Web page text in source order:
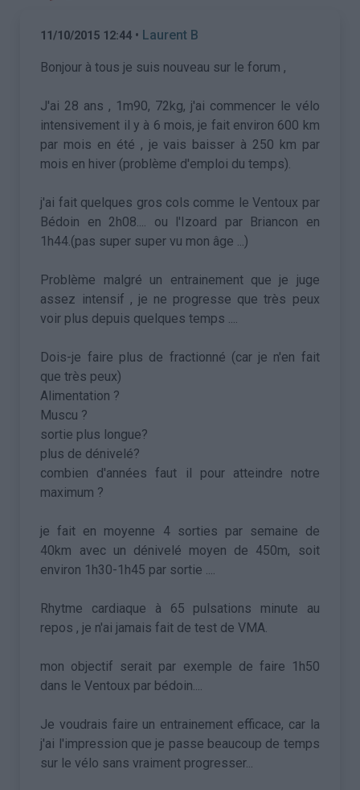
11/10/2015 12:44 • Laurent B
Bonjour à tous je suis nouveau sur le forum ,
J'ai 28 ans , 1m90, 72kg, j'ai commencer le vélo
intensivement il y à 6 mois, je fait environ 600 km
par mois en été , je vais baisser à 250 km par
mois en hiver (problème d'emploi du temps).
j'ai fait quelques gros cols comme le Ventoux par
Bédoin en 2h08.... ou l'Izoard par Briancon en
1h44.(pas super super vu mon âge ...)
Problème malgré un entrainement que je juge
assez intensif , je ne progresse que très peux
voir plus depuis quelques temps ....
Dois-je faire plus de fractionné (car je n'en fait
que très peux)
Alimentation ?
Muscu ?
sortie plus longue?
plus de dénivelé?
combien d'années faut il pour atteindre notre
maximum ?
je fait en moyenne 4 sorties par semaine de
40km avec un dénivelé moyen de 450m, soit
environ 1h30-1h45 par sortie ....
Rhytme cardiaque à 65 pulsations minute au
repos , je n'ai jamais fait de test de VMA.
mon objectif serait par exemple de faire 1h50
dans le Ventoux par bédoin....
Je voudrais faire un entrainement efficace, car la
j'ai l'impression que je passe beaucoup de temps
sur le vélo sans vraiment progresser...